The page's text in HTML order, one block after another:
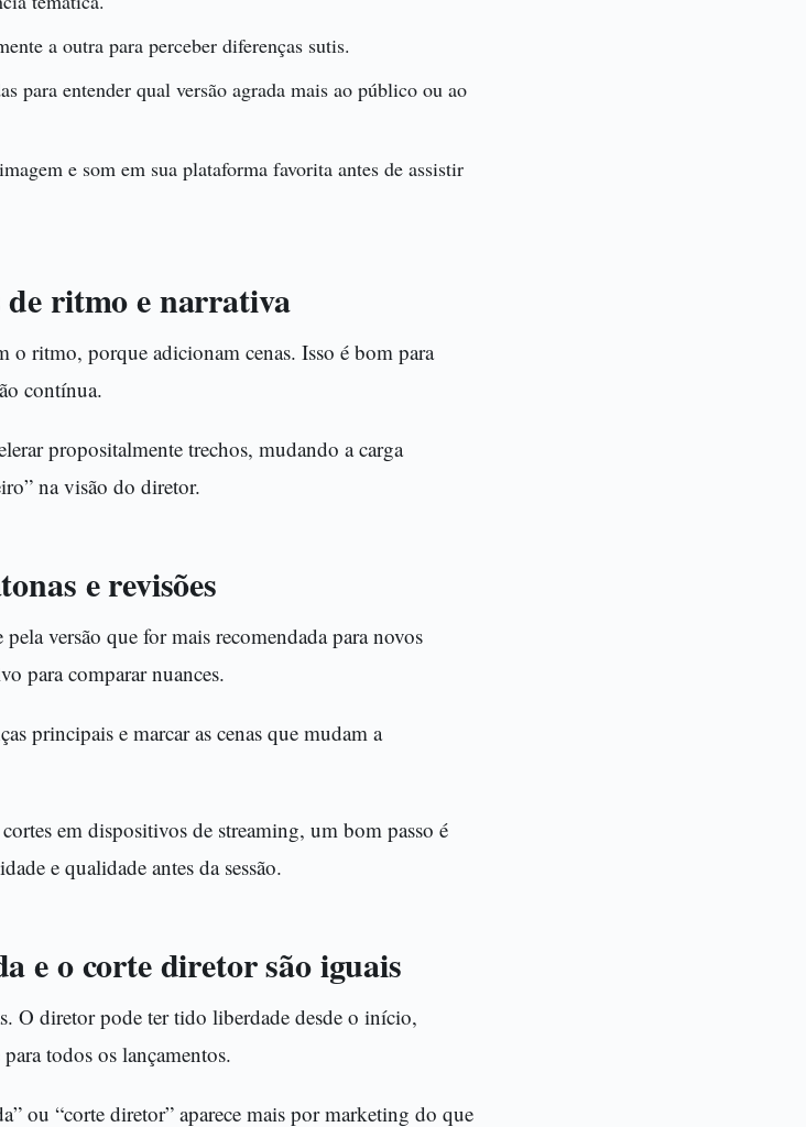
a outra para perceber diferenças sutis.
para entender qual versão agrada mais ao público ou ao
e som em sua plataforma favorita antes de assistir
de ritmo e narrativa
o ritmo, porque adicionam cenas. Isso é bom para
contínua.
propositalmente trechos, mudando a carga
na visão do diretor.
e revisões
versão que for mais recomendada para novos
para comparar nuances.
principais e marcar as cenas que mudam a
em dispositivos de streaming, um bom passo é
e qualidade antes da sessão.
e o corte diretor são iguais
O diretor pode ter tido liberdade desde o início,
todos os lançamentos.
ou “corte diretor” aparece mais por marketing do que